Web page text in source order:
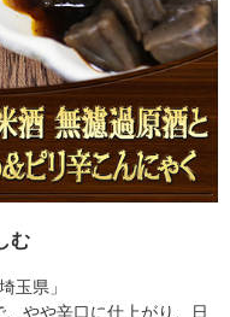
む
玉県」
やや辛口に仕上がり、日